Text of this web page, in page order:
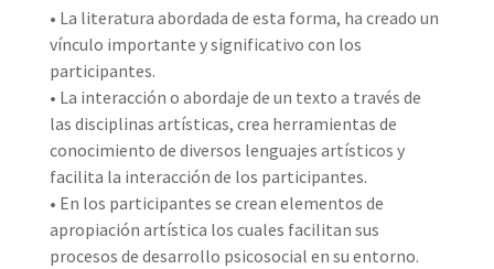
• La literatura abordada de esta forma, ha creado un
vínculo importante y significativo con los
participantes.
• La interacción o abordaje de un texto a través de
las disciplinas artísticas, crea herramientas de
conocimiento de diversos lenguajes artísticos y
facilita la interacción de los participantes.
• En los participantes se crean elementos de
apropiación artística los cuales facilitan sus
procesos de desarrollo psicosocial en su entorno.